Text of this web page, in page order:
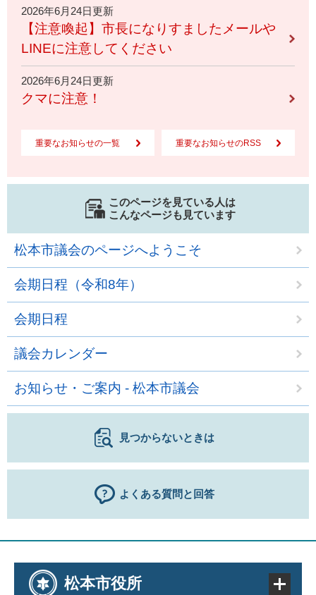
2026年6月24日更新
【注意喚起】市長になりすましたメールや
LINEに注意してください
2026年6月24日更新
クマに注意！
重要なお知らせの一覧 重要なお知らせのRSS
このページを見ている人は
こんなページも見ています
松本市議会のページへようこそ
会期日程（令和8年）
会期日程
議会カレンダー
お知らせ・ご案内 - 松本市議会
見つからないときは
よくある質問と回答
松本市役所